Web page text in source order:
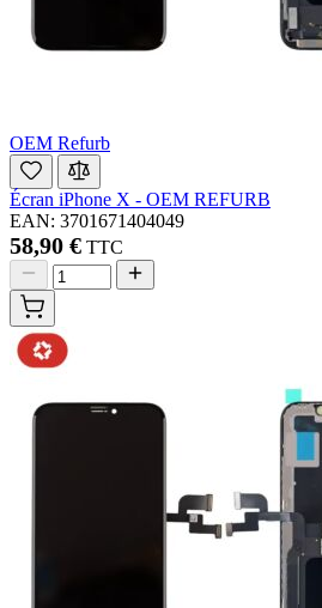
OEM Refurb
Écran iPhone X - OEM REFURB
EAN: 3701671404049
58,90 € TTC